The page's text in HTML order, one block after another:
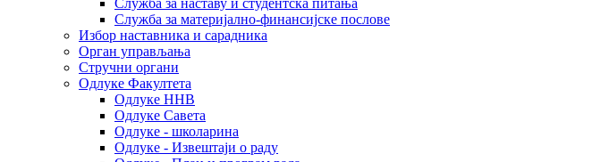
Служба за наставу и студентска питања
Служба за материјално-финансијске послове
Избор наставника и сарадника
Oрган управљања
Стручни органи
Одлуке Факултета
Одлуке ННВ
Одлуке Савета
Одлуке - школарина
Одлуке - Извештаји о раду